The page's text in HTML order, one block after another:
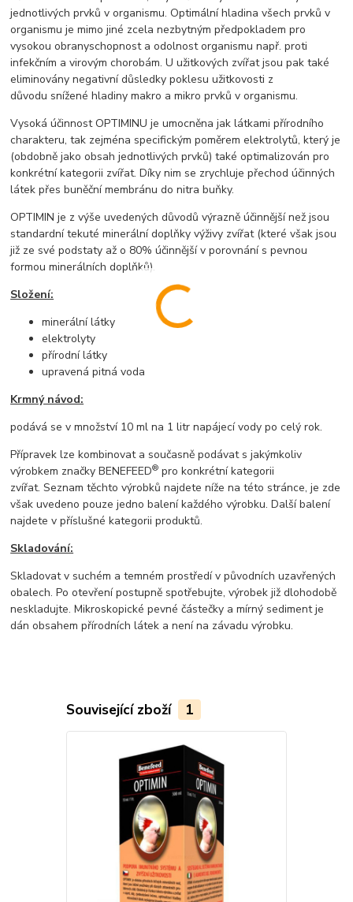
jednotlivých prvků v organismu. Optimální hladina všech prvků v
organismu je mimo jiné zcela nezbytným předpokladem pro
vysokou obranyschopnost a odolnost organismu např. proti
infekčním a virovým chorobám. U užitkových zvířat jsou pak také
eliminovány negativní důsledky poklesu užitkovosti z
důvodu snížené hladiny makro a mikro prvků v organismu.
Vysoká účinnost OPTIMINU je umocněna jak látkami přírodního
charakteru, tak zejména specifickým poměrem elektrolytů, který je
(obdobně jako obsah jednotlivých prvků) také optimalizován pro
konkrétní kategorii zvířat. Díky nim se zrychluje přechod účinných
látek přes buněční membránu do nitra buňky.
OPTIMIN je z výše uvedených důvodů výrazně účinnější než jsou
standardní tekuté minerální doplňky výživy zvířat (které však jsou
již ze své podstaty až o 80% účinnější v porovnání s pevnou
formou minerálních doplňků).
Složení:
minerální látky
elektrolyty
přírodní látky
upravená pitná voda
Krmný návod:
podává se v množství 10 ml na 1 litr napájecí vody po celý rok.
Přípravek lze kombinovat a současně podávat s jakýmkoliv
výrobkem značky BENEFEED® pro konkrétní kategorii
zvířat. Seznam těchto výrobků najdete níže na této stránce, je zde
však uvedeno pouze jedno balení každého výrobku. Další balení
najdete v příslušné kategorii produktů.
Skladování:
Skladovat v suchém a temném prostředí v původních uzavřených
obalech. Po otevření postupně spotřebujte, výrobek již dlohodobě
neskladujte. Mikroskopické pevné částečky a mírný sediment je
dán obsahem přírodních látek a není na závadu výrobku.
Související zboží 1